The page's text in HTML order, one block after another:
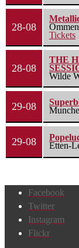
28-08
Ommen
Tickets
28-08
THE
Wilde
29-08
29-08
Etten-
Facebook
Twitter
Instagram
Flickr